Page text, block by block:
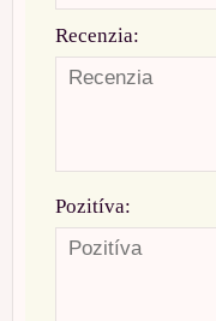
Recenzia:
Pozitíva: